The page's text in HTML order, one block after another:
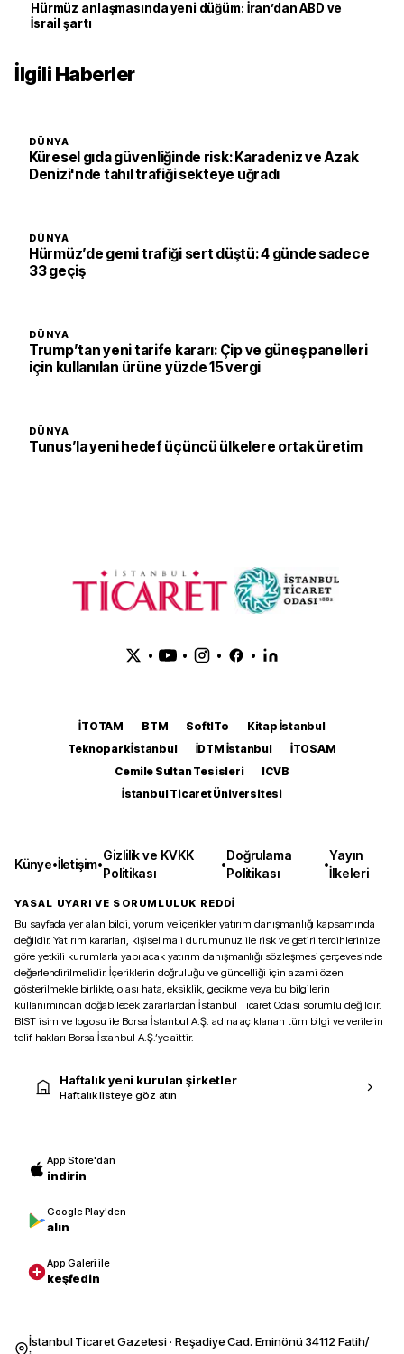
Hürmüz anlaşmasında yeni düğüm: İran’dan ABD ve
İsrail şartı
İlgili Haberler
DÜNYA
Küresel gıda güvenliğinde risk: Karadeniz ve Azak
Denizi'nde tahıl trafiği sekteye uğradı
DÜNYA
Hürmüz’de gemi trafiği sert düştü: 4 günde sadece
33 geçiş
DÜNYA
Trump’tan yeni tarife kararı: Çip ve güneş panelleri
için kullanılan ürüne yüzde 15 vergi
DÜNYA
Tunus’la yeni hedef üçüncü ülkelere ortak üretim
• • • •
İTOTAM BTM SoftITo
Kitap İstanbul
Teknopark İstanbul
İDTM İstanbul
İTOSAM
Cemile Sultan Tesisleri
ICVB
İstanbul Ticaret Üniversitesi
Künye•İletişim•
Gizlilik ve KVKK
Politikası
•
Doğrulama
Politikası
•
Yayın
İlkeleri
YASAL UYARI VE SORUMLULUK REDDİ
Bu sayfada yer alan bilgi, yorum ve içerikler yatırım danışmanlığı kapsamında
değildir. Yatırım kararları, kişisel mali durumunuz ile risk ve getiri tercihlerinize
göre yetkili kurumlarla yapılacak yatırım danışmanlığı sözleşmesi çerçevesinde
değerlendirilmelidir. İçeriklerin doğruluğu ve güncelliği için azami özen
gösterilmekle birlikte, olası hata, eksiklik, gecikme veya bu bilgilerin
kullanımından doğabilecek zararlardan İstanbul Ticaret Odası sorumlu değildir.
BIST isim ve logosu ile Borsa İstanbul A.Ş. adına açıklanan tüm bilgi ve verilerin
telif hakları Borsa İstanbul A.Ş.’ye aittir.
Haftalık yeni kurulan şirketler
Haftalık listeye göz atın
App Store'dan
indirin
Google Play'den
alın
App Galeri ile
keşfedin
İstanbul Ticaret Gazetesi · Reşadiye Cad. Eminönü 34112 Fatih/